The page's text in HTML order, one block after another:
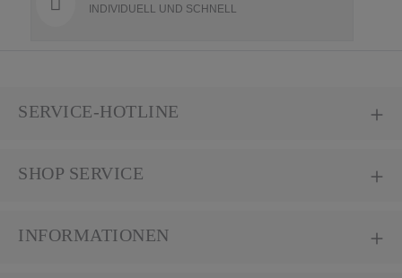
INDIVIDUELL UND SCHNELL
SERVICE-HOTLINE
SHOP SERVICE
INFORMATIONEN